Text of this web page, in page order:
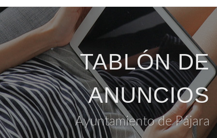
TABLÓN DE
ANUNCIOS
Ayuntamiento de Pájara